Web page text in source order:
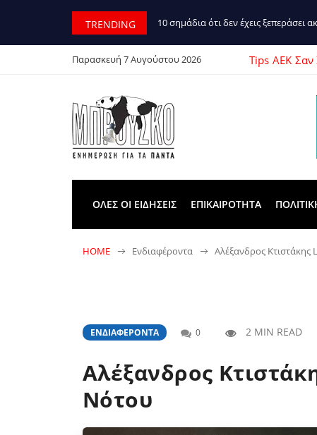
TRENDING 10 σημάδια ότι δεν έχεις
Παρασκευή 7 Αυγούστου 2026 Tips ΑΕΚ Σαν
ΟΛΕΣ ΟΙ ΕΙΔΗΣΕΙΣ ΕΠΙΚΑΙΡΟΤΗΤΑ
HOME Ενδιαφέροντα Αλέξανδρος
ΕΝΔΙΑΦΈΡΟΝΤΑ 0 2 MIN READ
Αλέξανδρος
Νότου